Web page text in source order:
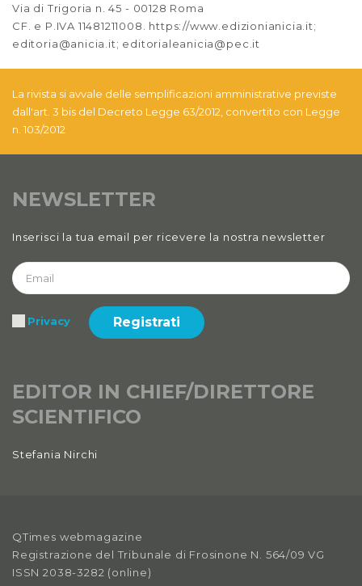
Via di Trigoria n. 45 - 00128 Roma
CF. e P.IVA 11481211008. https://www.edizionianicia.it;
editoria@anicia.it; editorialeanicia@pec.it
La rivista si avvale delle semplificazioni amministrative previste
dall'art. 3 bis del Decreto Legge 63/2012, convertito con Legge
n. 103/2012
NEWSLETTER
Inserisci la tua email per ricevere la nostra newsletter
Privacy Registrati
EDITOR IN CHIEF/DIRETTORE
SCIENTIFICO
Stefania Nirchi
QTimes webmagazine
Registrazione del Tribunale di Frosinone N. 564/09 VG
ISSN 2038-3282 (online)